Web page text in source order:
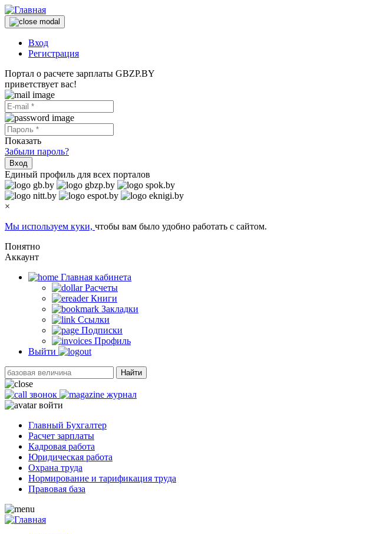
Вход
Регистрация
Портал о расчете зарплаты GBZP.BY
приветствует вас!
Показать
Забыли пароль?
Вход
Единый профиль для всех порталов
×
Мы используем куки, чтобы вам было удобно работать с сайтом.
Понятно
Аккаунт
Главная кабинетa
Расчеты
Книги
Закладки
Ссылки
Подписки
Профиль
Выйти
Найти
звонок
журнал
войти
Главный Бухгалтер
Расчет зарплаты
Кадровая работа
Юридическая работа
Охрана труда
Нормирование и тарификация труда
Правовая база